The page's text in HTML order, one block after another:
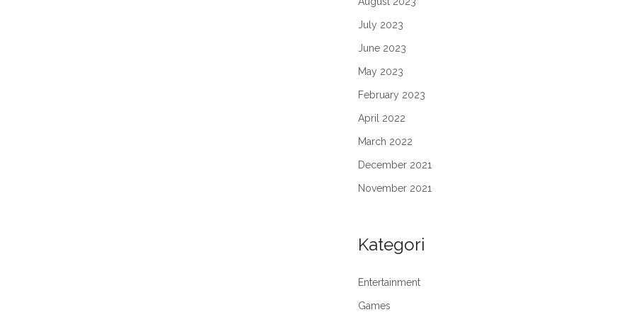
July 2023
June 2023
May 2023
February 2023
April 2022
March 2022
December 2021
November 2021
Kategori
Entertainment
Games